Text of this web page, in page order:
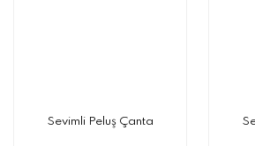
Sevimli Peluş Çanta